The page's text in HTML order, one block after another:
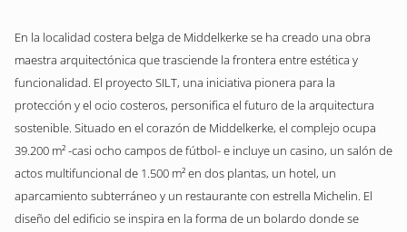
En la localidad costera belga de Middelkerke se ha creado una obra
maestra arquitectónica que trasciende la frontera entre estética y
funcionalidad. El proyecto SILT, una iniciativa pionera para la
protección y el ocio costeros, personifica el futuro de la arquitectura
sostenible. Situado en el corazón de Middelkerke, el complejo ocupa
39.200 m² -casi ocho campos de fútbol- e incluye un casino, un salón de
actos multifuncional de 1.500 m² en dos plantas, un hotel, un
aparcamiento subterráneo y un restaurante con estrella Michelin. El
diseño del edificio se inspira en la forma de un bolardo donde se